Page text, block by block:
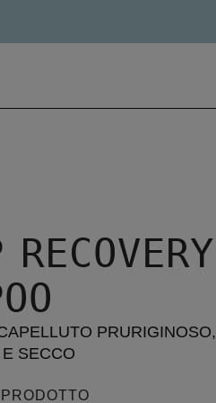
RECOVERY
PRURIGINOSO,
SECCO